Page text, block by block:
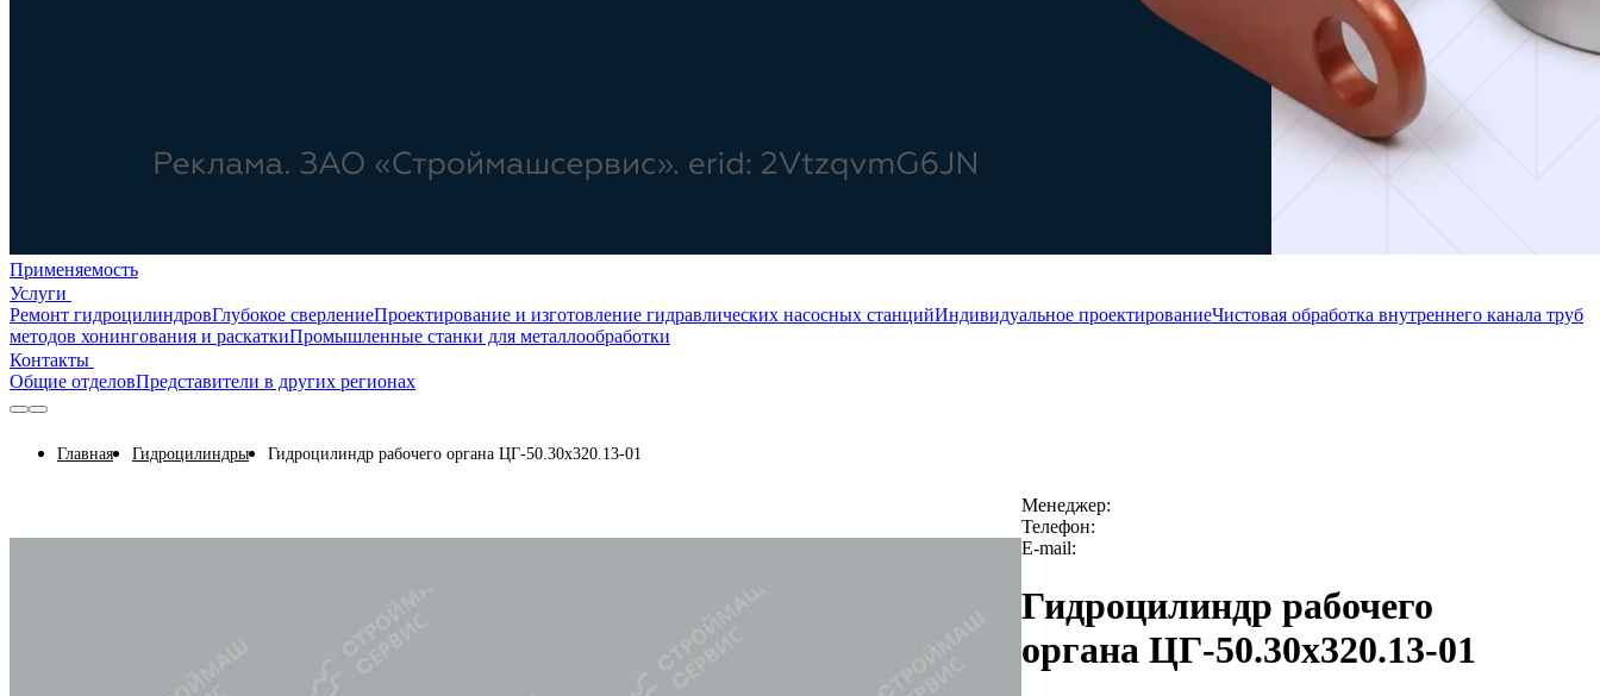
Применяемость
Услуги
Ремонт гидроцилиндровГлубокое сверлениеПроектирование и изготовление гидравлических насосных станцийИндивидуальное проектированиеЧистовая обработка внутреннего канала труб
методов хонингования и раскаткиПромышленные станки для металлообработки
Контакты
Общие отделовПредставители в других регионах
Главная Гидроцилиндры Гидроцилиндр рабочего органа ЦГ-50.30х320.13-01
Менеджер:
Телефон:
E-mail:
Гидроцилиндр рабочего
органа ЦГ-50.30х320.13-01